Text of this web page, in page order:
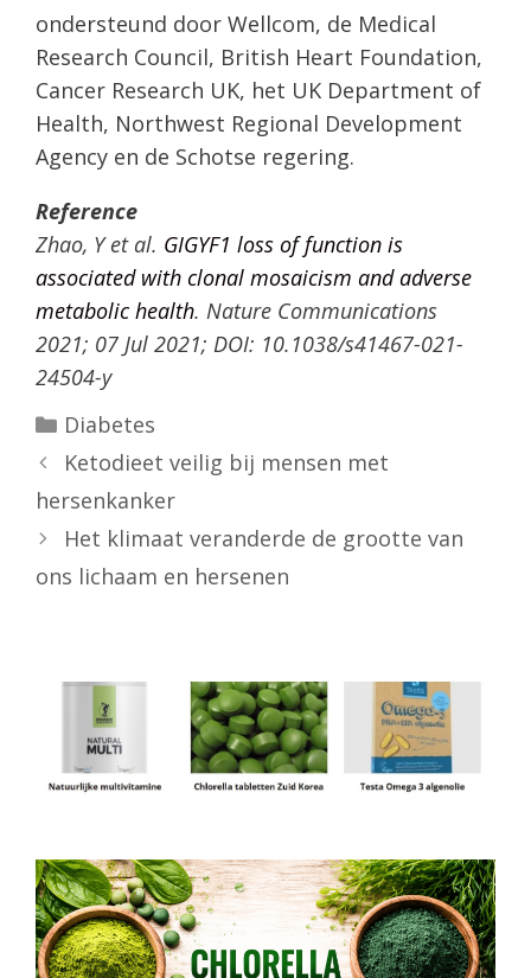
ondersteund door Wellcom, de Medical
Research Council, British Heart Foundation,
Cancer Research UK, het UK Department of
Health, Northwest Regional Development
Agency en de Schotse regering.
Reference
Zhao, Y et al. GIGYF1 loss of function is
associated with clonal mosaicism and adverse
metabolic health. Nature Communications
2021; 07 Jul 2021; DOI: 10.1038/s41467-021-
24504-y
Categorieën
Diabetes
Ketodieet veilig bij mensen met
hersenkanker
Het klimaat veranderde de grootte van
ons lichaam en hersenen